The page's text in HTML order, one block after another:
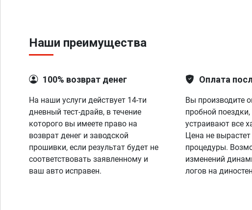
Наши преимущества
100% возврат денег
На наши услуги действует 14-ти
дневный тест-драйв, в течение
которого вы имеете право на
возврат денег и заводской
прошивки, если результат будет не
соответствовать заявленному и
ваш авто исправен.
Оплата
Вы производите
пробной поездки,
устраивают все
Цена не вырастет
процедуры.
изменений
логов на